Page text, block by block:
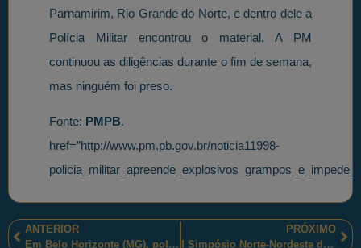
Parnamirim, Rio Grande do Norte, e dentro dele a
Polícia Militar encontrou o material. A PM
continuou as diligências durante o fim de semana,
mas ninguém foi preso.
Fonte: PMPB.
href=”http://www.pm.pb.gov.br/noticia11998-
ANTERIOR
Em Belo Horizonte (MG), policiais militares realizaram formatura do Proerd
PRÓXIMO
I Simpósio Norte-Nordeste de Prevenção e Posvenção do suicídio realizado em Alagoas